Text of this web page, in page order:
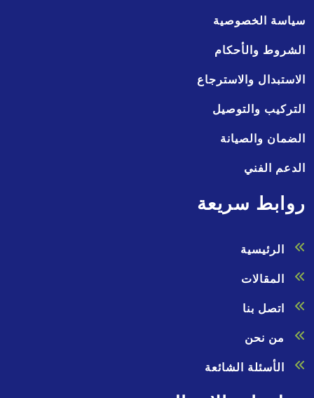
سياسة الخصوصية
الشروط والأحكام
الاستبدال والاسترجاع
التركيب والتوصيل
الضمان والصيانة
الدعم الفني
روابط سريعة
الرئيسية
المقالات
اتصل بنا
من نحن
الأسئلة الشائعة